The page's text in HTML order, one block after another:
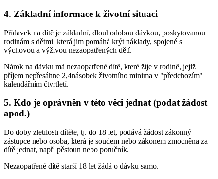
4. Základní informace k životní situaci
Přídavek na dítě je základní, dlouhodobou dávkou, poskytovanou
rodinám s dětmi, která jim pomáhá krýt náklady, spojené s
výchovou a výživou nezaopatřených dětí.
Nárok na dávku má nezaopatřené dítě, které žije v rodině, jejíž
příjem nepřesáhne 2,4násobek životního minima v "předchozím"
kalendářním čtvrtletí.
5. Kdo je oprávněn v této věci jednat (podat žádost
apod.)
Do doby zletilosti dítěte, tj. do 18 let, podává žádost zákonný
zástupce nebo osoba, která je soudem nebo zákonem zmocněna za
dítě jednat, např. pěstoun nebo poručník.
Nezaopatřené dítě starší 18 let žádá o dávku samo.